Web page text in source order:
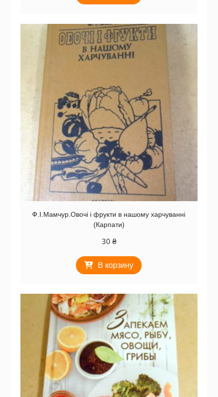
Ф.І.Мамчур.Овочі і фрукти в нашому харчуванні
(Карпати)
30 ₴
В корзину